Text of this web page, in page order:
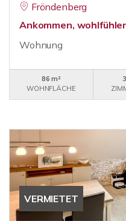
Fröndenberg
Ankommen,
Wohnung
86 m²
WOHNFLÄCHE
3
VERMIETET